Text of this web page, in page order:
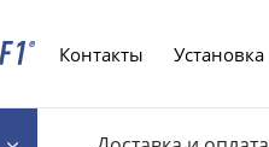
Контакты Установка